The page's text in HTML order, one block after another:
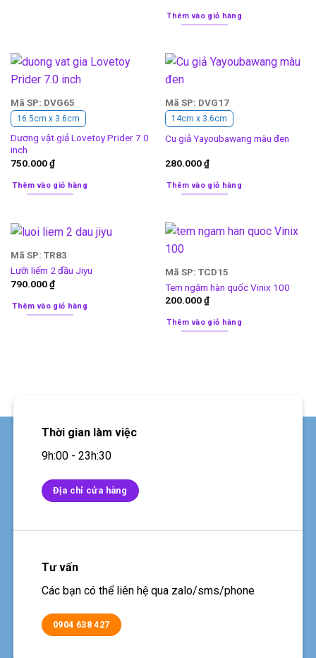
Thêm vào giỏ hàng
Mã SP: DVG65
16.5cm x 3.6cm
Dương vật giả Lovetoy Prider 7.0
inch
750.000₫
Thêm vào giỏ hàng
Mã SP: DVG17
14cm x 3.6cm
Cu giả Yayoubawang màu đen
280.000₫
Thêm vào giỏ hàng
Mã SP: TR83
Lưỡi liếm 2 đầu Jiyu
790.000₫
Thêm vào giỏ hàng
Mã SP: TCD15
Tem ngậm hàn quốc Vinix 100
200.000₫
Thêm vào giỏ hàng
Thời gian làm việc
9h:00 - 23h:30
Địa chỉ cửa hàng
Tư vấn
Các bạn có thể liên hệ qua zalo/sms/phone
0904 638 427